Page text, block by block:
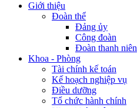
Giới thiệu
Đoàn thể
Đảng ủy
Công đoàn
Đoàn thanh niên
Khoa - Phòng
Tài chính kế toán
Kế hoạch nghiệp vụ
Điều dưỡng
Tổ chức hành chính